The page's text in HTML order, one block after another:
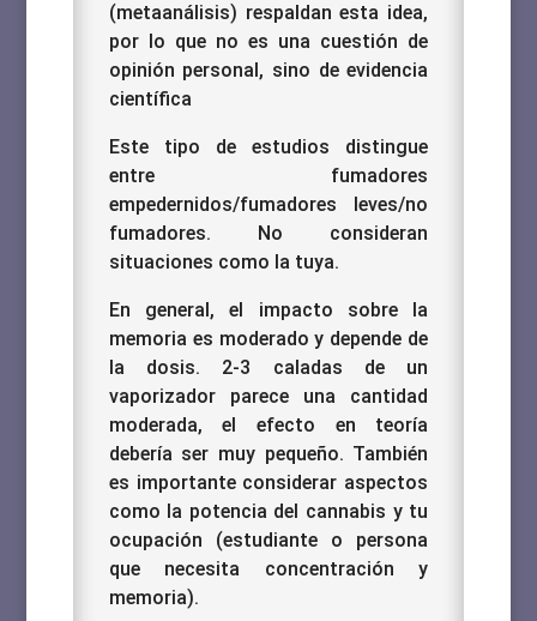
(metaanálisis) respaldan esta idea,
por lo que no es una cuestión de
opinión personal, sino de evidencia
científica
Este tipo de estudios distingue
entre fumadores
empedernidos/fumadores leves/no
fumadores. No consideran
situaciones como la tuya.
En general, el impacto sobre la
memoria es moderado y depende de
la dosis. 2-3 caladas de un
vaporizador parece una cantidad
moderada, el efecto en teoría
debería ser muy pequeño. También
es importante considerar aspectos
como la potencia del cannabis y tu
ocupación (estudiante o persona
que necesita concentración y
memoria).